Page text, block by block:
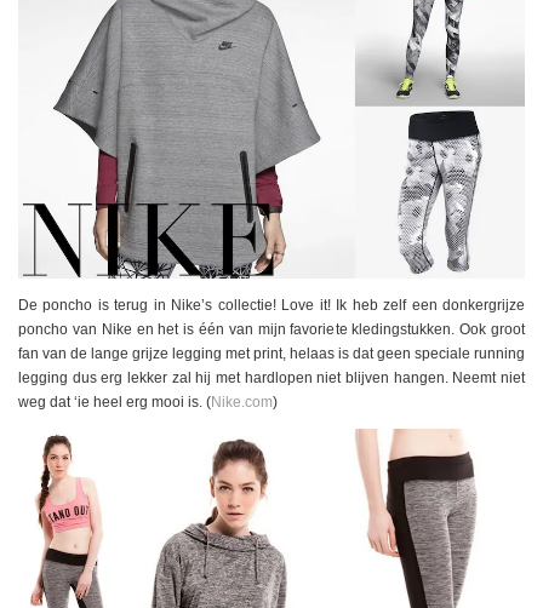
De poncho is terug in Nike’s collectie! Love it! Ik heb zelf een donkergrijze
poncho van Nike en het is één van mijn favoriete kledingstukken. Ook groot
fan van de lange grijze legging met print, helaas is dat geen speciale running
legging dus erg lekker zal hij met hardlopen niet blijven hangen. Neemt niet
weg dat ‘ie heel erg mooi is. (Nike.com)